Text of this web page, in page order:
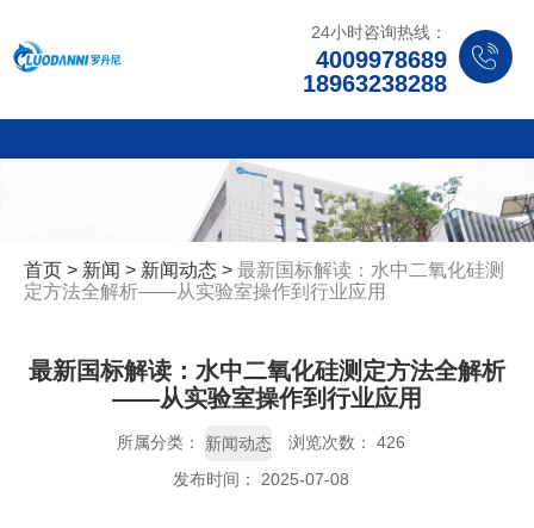
24小时咨询热线：
4009978689
18963238288
首页 > 新闻 > 新闻动态 > 最新国标解读：水中二氧化硅测
定方法全解析——从实验室操作到行业应用
最新国标解读：水中二氧化硅测定方法全解析
——从实验室操作到行业应用
所属分类： 新闻动态 浏览次数： 426
发布时间： 2025-07-08